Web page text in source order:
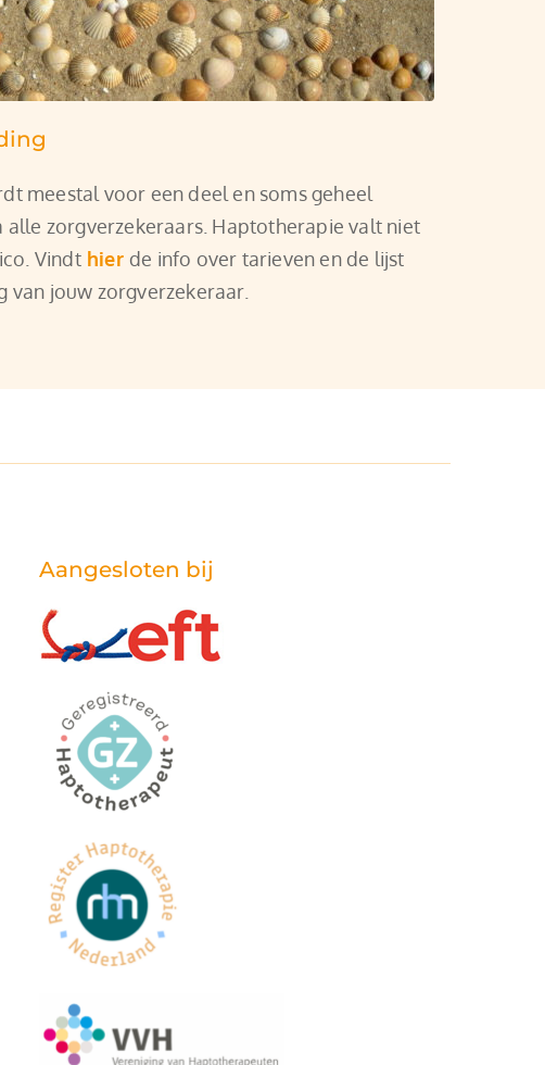
meestal voor een deel en soms geheel
zorgverzekeraars. Haptotherapie valt niet
Vindt hier de info over tarieven en de lijst
van jouw zorgverzekeraar.
Aangesloten bij